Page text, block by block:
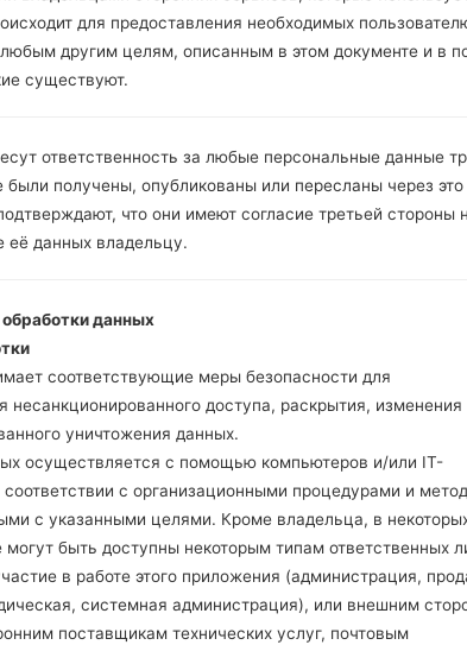
Инструкции
Вам необходимо 1
5 (Выбрать 5
прошивки:
HOME_CSC _ ***
и Bixbi.
Нажмите и
для предоставления необходимых
другим целям, описанным в этом документе и в
существуют.
ответственность за любые персональные данные
были получены, опубликованы или пересланы через это
что они имеют согласие третьей стороны
её данных владельцу.
данных
соответствующие меры безопасности для
несанкционированного доступа, раскрытия, изменения
уничтожения данных.
осуществляется с помощью компьютеров и/или IT-
соответствии с организационными процедурами и
с указанными целями. Кроме владельца, в
могут быть доступны некоторым типам ответственных
в работе этого приложения (администрация,
системная администрация), или внешним
поставщикам технических услуг, почтовым